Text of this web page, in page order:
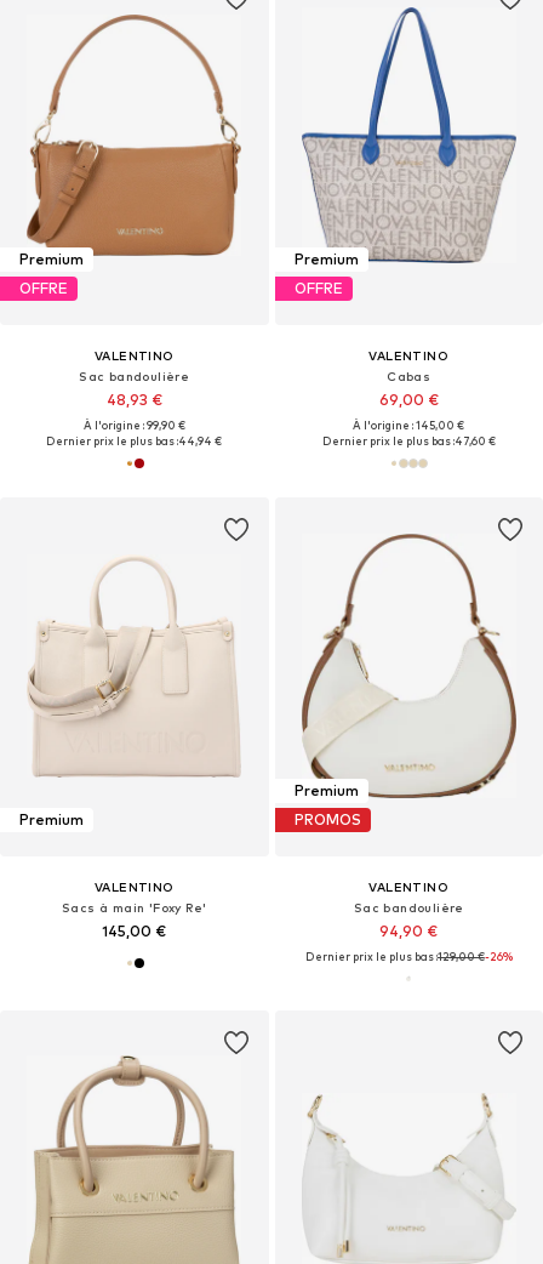
Premium
OFFRE
VALENTINO
Sac bandoulière
48,93 €
À l'origine : 99,90 €
Dernier prix le plus bas :44,94 €
Premium
OFFRE
VALENTINO
Cabas
69,00 €
À l'origine : 145,00 €
Dernier prix le plus bas :47,60 €
Premium
VALENTINO
Sacs à main 'Foxy Re'
145,00 €
Premium
PROMOS
VALENTINO
Sac bandoulière
94,90 €
Dernier prix le plus bas :129,00 €-26%